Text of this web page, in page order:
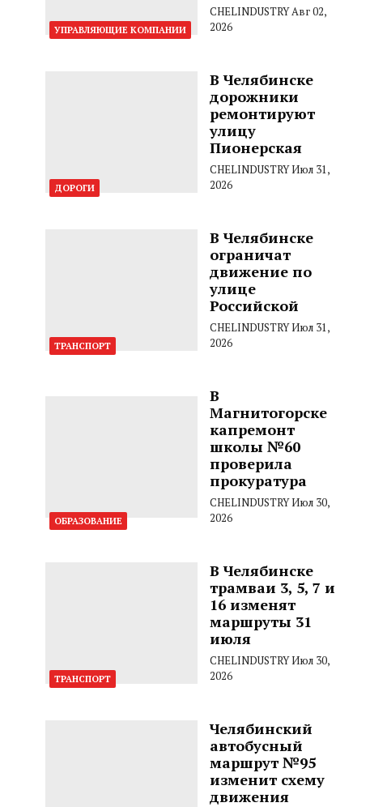
УПРАВЛЯЮЩИЕ КОМПАНИИ
CHELINDUSTRYАвг 02,
2026
ДОРОГИ
В Челябинске
дорожники
ремонтируют
улицу
Пионерская
CHELINDUSTRYИюл 31,
2026
ТРАНСПОРТ
В Челябинске
ограничат
движение по
улице
Российской
CHELINDUSTRYИюл 31,
2026
ОБРАЗОВАНИЕ
В
Магнитогорске
капремонт
школы №60
проверила
прокуратура
CHELINDUSTRYИюл 30,
2026
ТРАНСПОРТ
В Челябинске
трамваи 3, 5, 7 и
16 изменят
маршруты 31
июля
CHELINDUSTRYИюл 30,
2026
Челябинский
автобусный
маршрут №95
изменит схему
движения